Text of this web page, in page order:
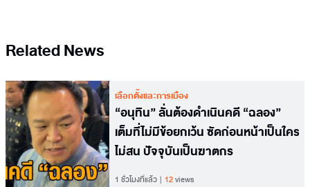
Related News
เลือกตั้งและการเมือง
“อนุทิน” ลั่นต้องดำเนินคดี “ฉลอง”
เต็มที่ไม่มีข้อยกเว้น ซัดก่อนหน้าเป็นใคร
ไม่สน ปัจจุบันเป็นฆาตกร
1 ชั่วโมงที่แล้ว 12views